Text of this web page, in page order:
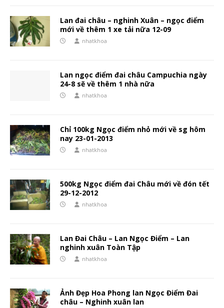
Lan đai châu – nghinh Xuân – ngọc điểm
mới về thêm 1 xe tải nữa 12-09
nhatkhoa
Lan ngọc điểm đai châu Campuchia ngày
24-8 sẽ về thêm 1 nhà nữa
nhatkhoa
Chỉ 100kg Ngọc điểm nhỏ mới về sg hôm
nay 23-01-2013
nhatkhoa
500kg Ngọc điểm đai Châu mới về đón tết
29-12-2012
nhatkhoa
Lan Đai Châu – Lan Ngọc Điểm – Lan
nghinh xuân Toàn Tập
nhatkhoa
Ảnh Đẹp Hoa Phong lan Ngọc Điểm Đai
châu – Nghinh xuân lan